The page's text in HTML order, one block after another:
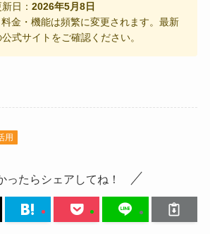
新日：2026年5月8日
金・機能は頻繁に変更されます。最新
式サイトをご確認ください。
用
ったらシェアしてね！